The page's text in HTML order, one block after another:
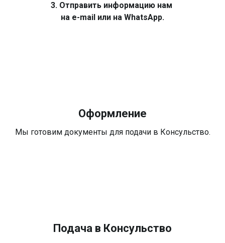
3. Отправить информацию нам
на e-mail или на WhatsApp.
Оформление
Мы готовим документы для подачи в Консульство.
Подача в Консульство